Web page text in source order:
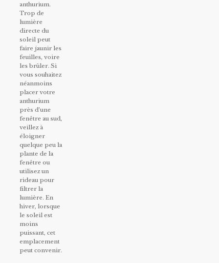
anthurium.
Trop de
lumière
directe du
soleil peut
faire jaunir les
feuilles, voire
les brûler. Si
vous souhaitez
néanmoins
placer votre
anthurium
près d’une
fenêtre au sud,
veillez à
éloigner
quelque peu la
plante de la
fenêtre ou
utilisez un
rideau pour
filtrer la
lumière. En
hiver, lorsque
le soleil est
moins
puissant, cet
emplacement
peut convenir.